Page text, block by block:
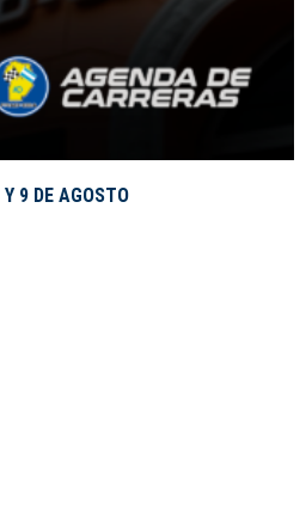
9 DE AGOSTO